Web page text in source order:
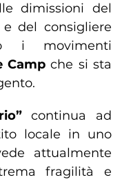
dimissioni del
e del consigliere
i movimenti
Camp che si sta
continua ad
locale in uno
attualmente
fragilità e